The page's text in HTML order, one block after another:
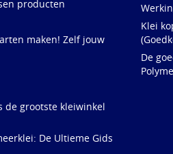
producten
maken! Zelf jouw
de grootste kleiwinkel
De Ultieme Gids
Klei
De